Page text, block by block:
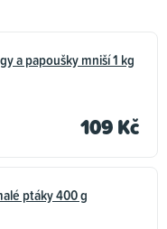
a papoušky mniší 1 kg
109 Kč
ptáky 400 g